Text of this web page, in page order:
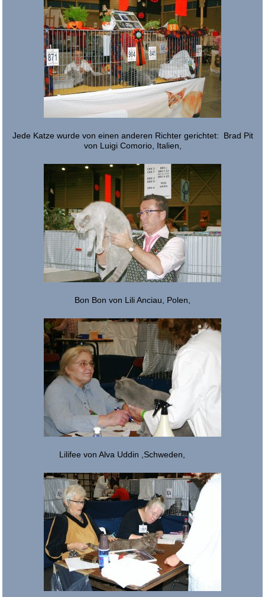
Jede Katze wurde von einen anderen Richter gerichtet: Brad Pit
von Luigi Comorio, Italien,
Bon Bon von Lili Anciau, Polen,
Lilifee von Alva Uddin ,Schweden,